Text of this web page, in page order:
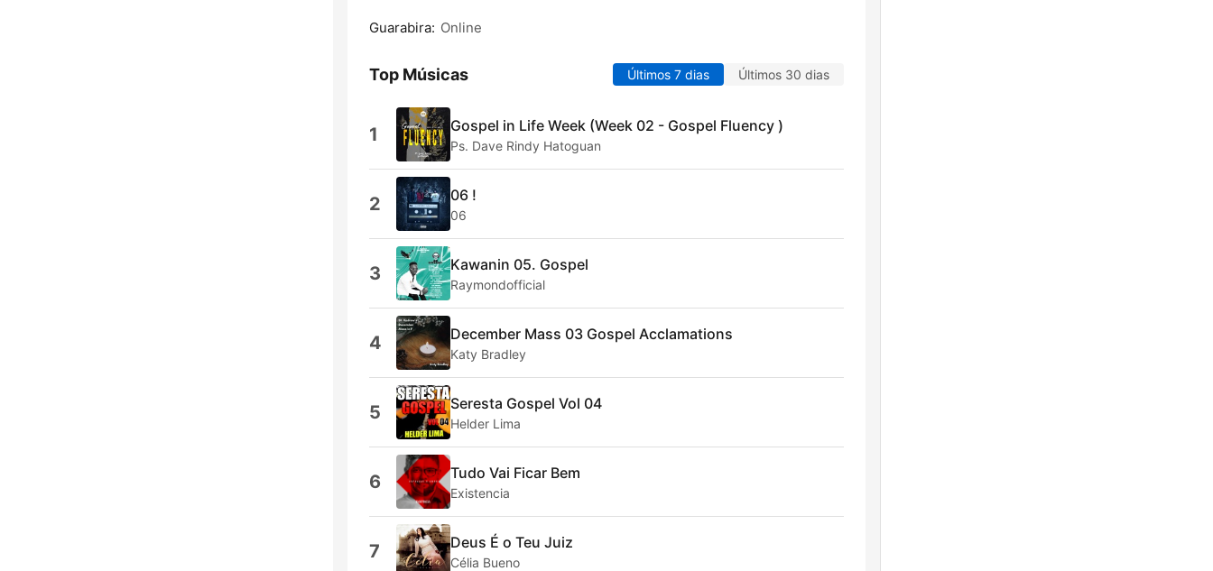
Guarabira: Online
Top Músicas Últimos 7 dias Últimos 30 dias
1 Gospel in Life Week (Week 02 - Gospel Fluency )
Ps. Dave Rindy Hatoguan
2 06 !
06
3 Kawanin 05. Gospel
Raymondofficial
4 December Mass 03 Gospel Acclamations
Katy Bradley
5 Seresta Gospel Vol 04
Helder Lima
6 Tudo Vai Ficar Bem
Existencia
7 Deus É o Teu Juiz
Célia Bueno